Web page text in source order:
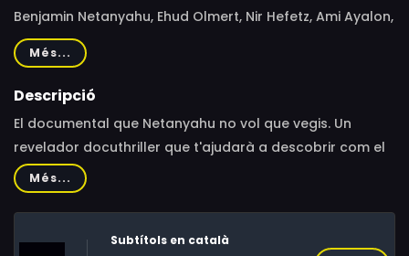
Benjamin Netanyahu, Ehud Olmert, Nir Hefetz, Ami Ayalon,
Raviv Drucker, Arnon Milchan
Més...
Descripció
El documental que Netanyahu no vol que vegis. Un
revelador docuthriller que t'ajudarà a descobrir com el
primer ministre d'Israel s'ha convertit en una de les
figures més controvertides i assenyalades de
l'actualitat.Amb imatges filtrades de vídeos
d'interrogatoris policials, una visió sense precedents de
Més...
Subtítols en català